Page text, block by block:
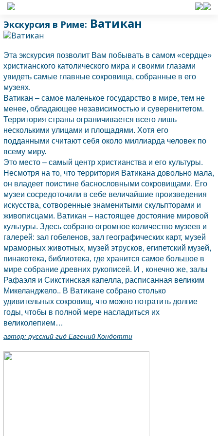
Экскурсия в Риме: Ватикан
Эта экскурсия позволит Вам побывать в самом «сердце»
христианского католического мира и своими глазами
увидеть самые главные сокровища, собранные в его
музеях.
Ватикан – самое маленькое государство в мире, тем не
менее, обладающее независимостью и суверенитетом.
Территория страны ограничивается всего лишь
несколькими улицами и площадями. Хотя его
подданными считают себя около миллиарда человек по
всему миру.
Это место – самый центр христианства и его культуры.
Несмотря на то, что территория Ватикана довольно мала,
он владеет поистине баснословными сокровищами. Его
музеи сосредоточили в себе величайшие произведения
искусства, сотворенные знаменитыми скульпторами и
живописцами. Ватикан – настоящее достояние мировой
культуры. Здесь собрано огромное количество музеев и
галерей: зал гобеленов, зал географических карт, музей
мраморных животных, музей этрусков, египетский музей,
пинакотека, библиотека, где хранится самое большое в
мире собрание древних рукописей. И , конечно же, залы
Рафаэля и Сикстинская капелла, расписанная великим
Микеланджело.. В Ватикане собрано столько
удивительных сокровищ, что можно потратить долгие
годы, чтобы в полной мере насладиться их
великолепием…
автор: русский гид Евгений Кондотти